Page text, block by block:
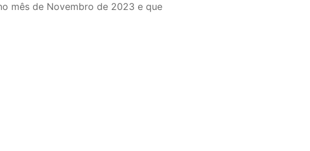
mês de Novembro de 2023 e que